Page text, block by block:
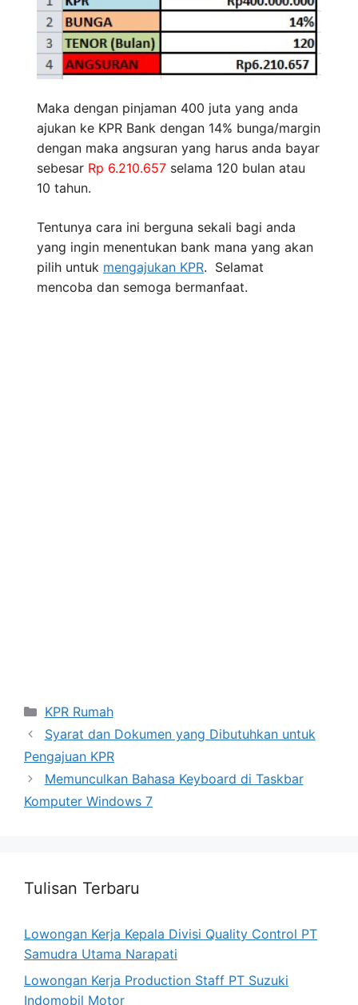
Maka dengan pinjaman 400 juta yang anda
ajukan ke KPR Bank dengan 14% bunga/margin
dengan maka angsuran yang harus anda bayar
sebesar Rp 6.210.657 selama 120 bulan atau
10 tahun.
Tentunya cara ini berguna sekali bagi anda
yang ingin menentukan bank mana yang akan
pilih untuk mengajukan KPR. Selamat
mencoba dan semoga bermanfaat.
Categories
KPR Rumah
Syarat dan Dokumen yang Dibutuhkan untuk
Pengajuan KPR
Memunculkan Bahasa Keyboard di Taskbar
Komputer Windows 7
Tulisan Terbaru
Lowongan Kerja Kepala Divisi Quality Control PT
Samudra Utama Narapati
Lowongan Kerja Production Staff PT Suzuki
Indomobil Motor